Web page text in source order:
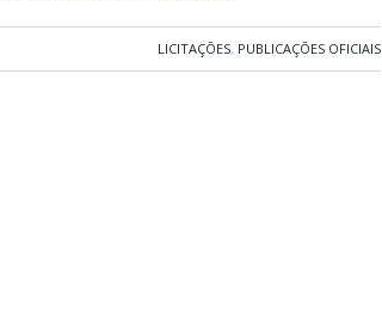
LICITAÇÕES, PUBLICAÇÕES OFICIAIS